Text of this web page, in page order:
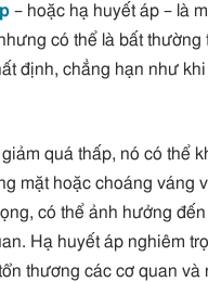
– hoặc hạ huyết áp – là
có thể là bất thường
định, chẳng hạn như
quá thấp, nó có thể
mặt hoặc choáng váng
có thể ảnh hưởng
Hạ huyết áp nghiêm
thương các cơ quan và